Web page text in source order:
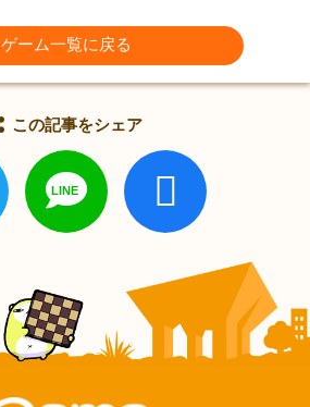
ゲーム一覧に戻る
この記事をシェア